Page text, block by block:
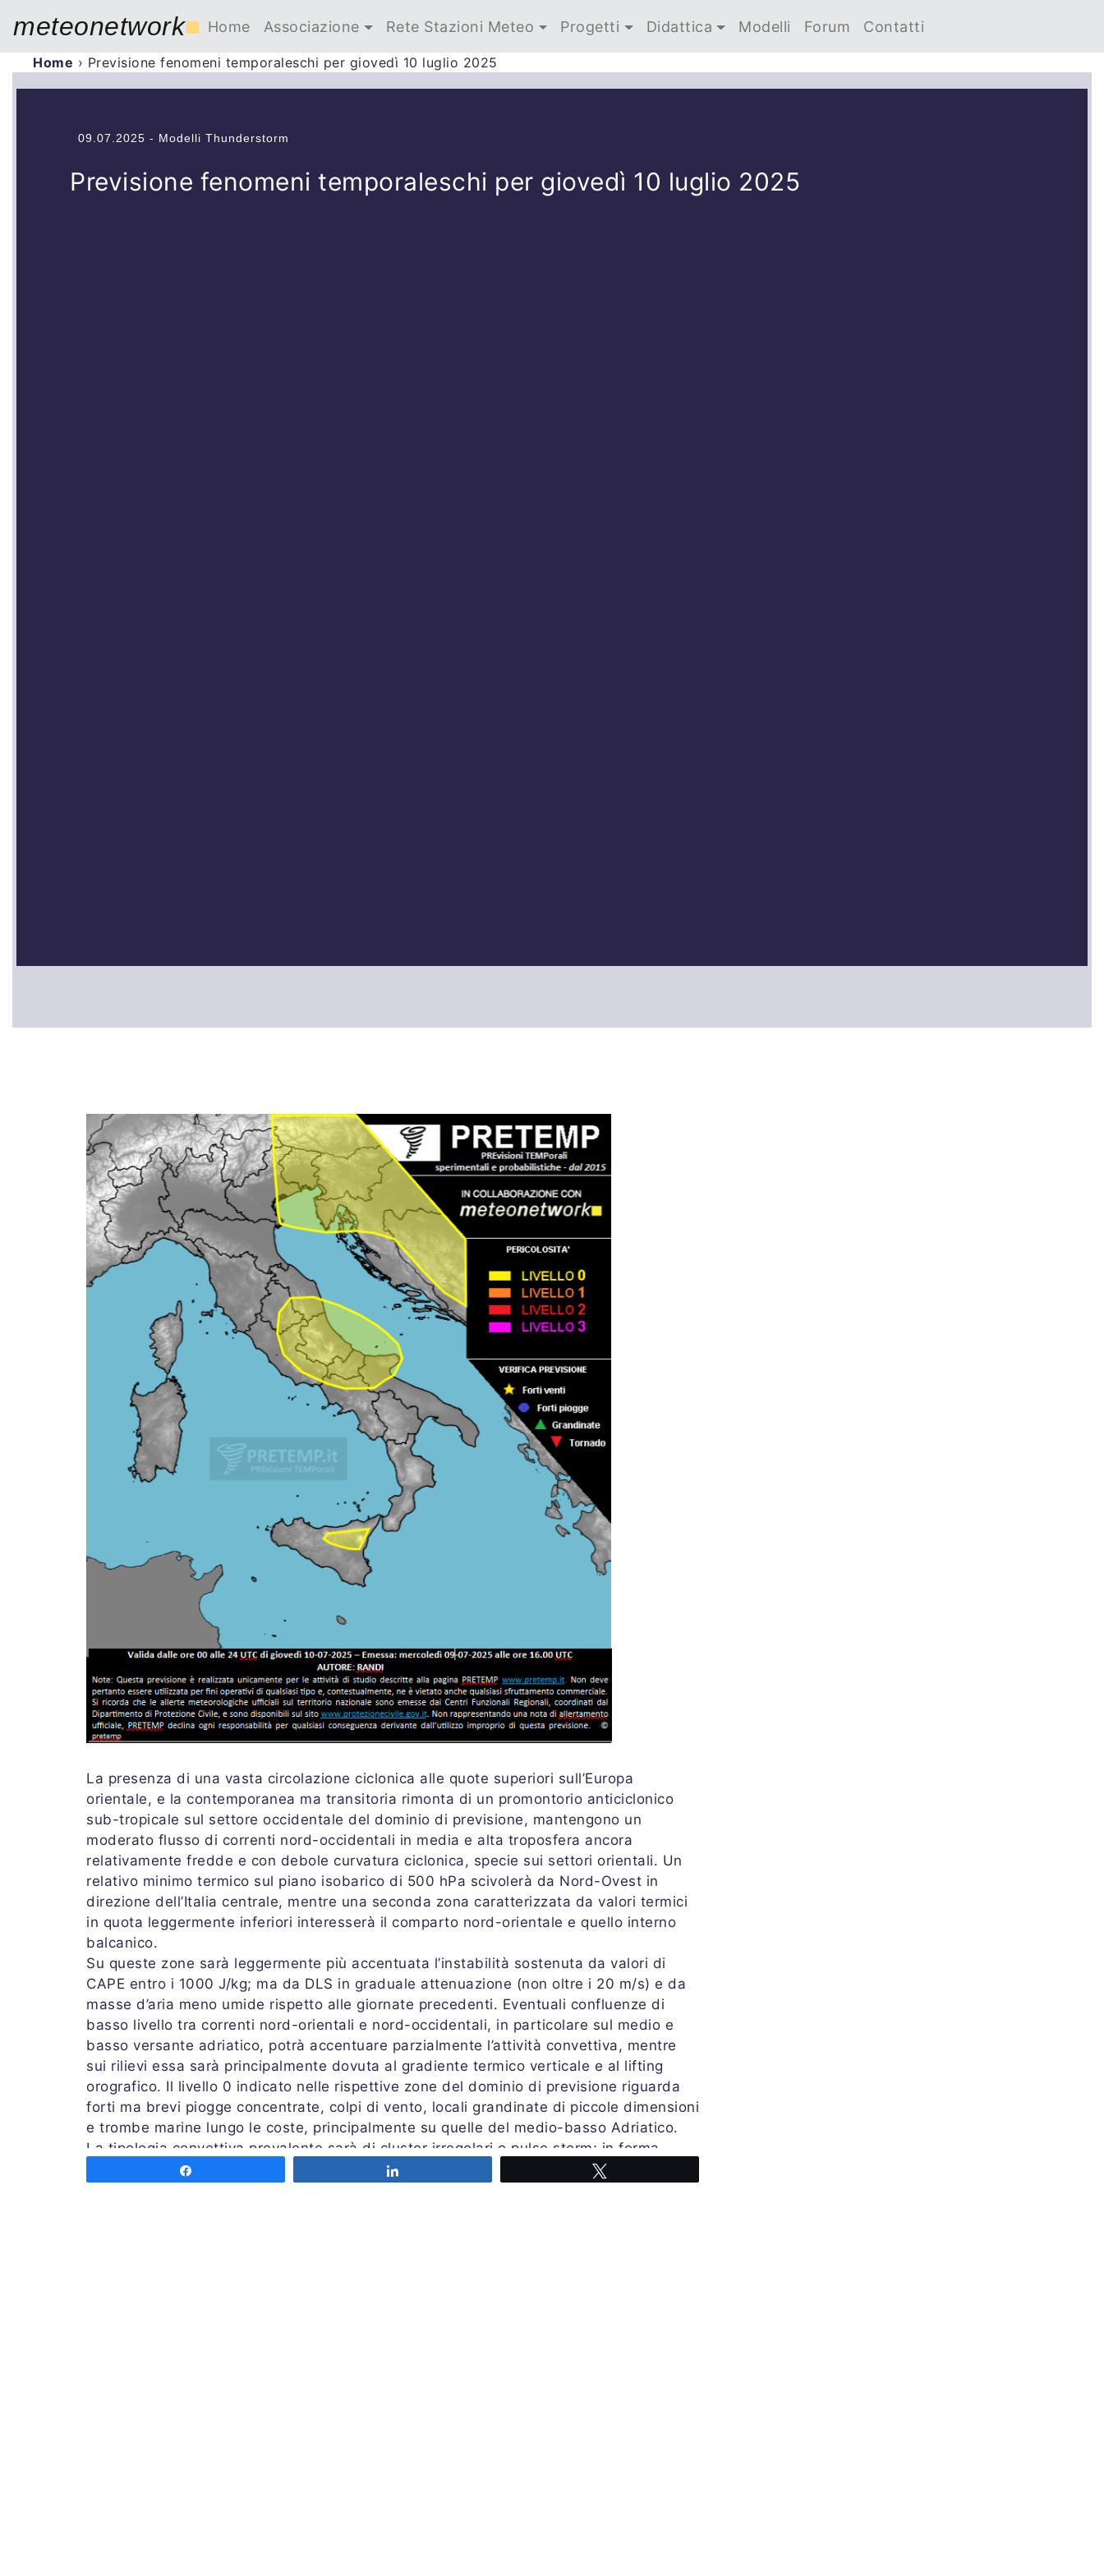
meteonetwork■ Home Associazione Rete Stazioni Meteo Progetti Didattica Modelli Forum Contatti
Home › Previsione fenomeni temporaleschi per giovedì 10 luglio 2025
09.07.2025 - Modelli Thunderstorm
Previsione fenomeni temporaleschi per giovedì 10 luglio 2025
La presenza di una vasta circolazione ciclonica alle quote superiori sull’Europa
orientale, e la contemporanea ma transitoria rimonta di un promontorio anticiclonico
sub-tropicale sul settore occidentale del dominio di previsione, mantengono un
moderato flusso di correnti nord-occidentali in media e alta troposfera ancora
relativamente fredde e con debole curvatura ciclonica, specie sui settori orientali. Un
relativo minimo termico sul piano isobarico di 500 hPa scivolerà da Nord-Ovest in
direzione dell’Italia centrale, mentre una seconda zona caratterizzata da valori termici
in quota leggermente inferiori interesserà il comparto nord-orientale e quello interno
balcanico.
Su queste zone sarà leggermente più accentuata l’instabilità sostenuta da valori di
CAPE entro i 1000 J/kg; ma da DLS in graduale attenuazione (non oltre i 20 m/s) e da
masse d’aria meno umide rispetto alle giornate precedenti. Eventuali confluenze di
basso livello tra correnti nord-orientali e nord-occidentali, in particolare sul medio e
basso versante adriatico, potrà accentuare parzialmente l’attività convettiva, mentre
sui rilievi essa sarà principalmente dovuta al gradiente termico verticale e al lifting
orografico. Il livello 0 indicato nelle rispettive zone del dominio di previsione riguarda
forti ma brevi piogge concentrate, colpi di vento, locali grandinate di piccole dimensioni
e trombe marine lungo le coste, principalmente su quelle del medio-basso Adriatico.
La tipologia convettiva prevalente sarà di cluster irregolari o pulse storm; in forma
assai isolata non si esclude qualche linea multicellulare.